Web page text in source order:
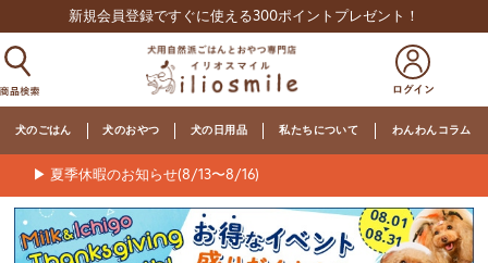
新規会員登録ですぐに使える300ポイントプレゼント！
犬のごはん 犬のおやつ 犬の日用品 私たちについて わんわんコラム
▶ 夏季休暇のお知らせ(8/13〜8/16)